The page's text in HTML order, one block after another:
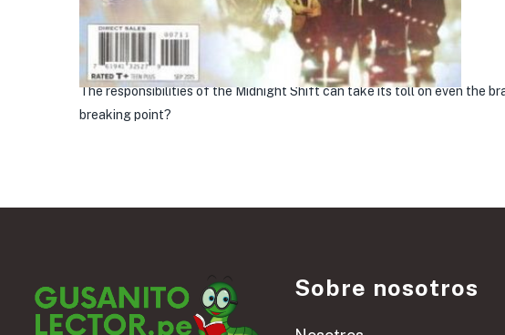
The responsibilities of the Midnight Shift can take its toll on even the
breaking point?
Sobre nosotros